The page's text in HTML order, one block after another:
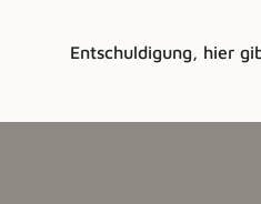
Entschuldigung, hier